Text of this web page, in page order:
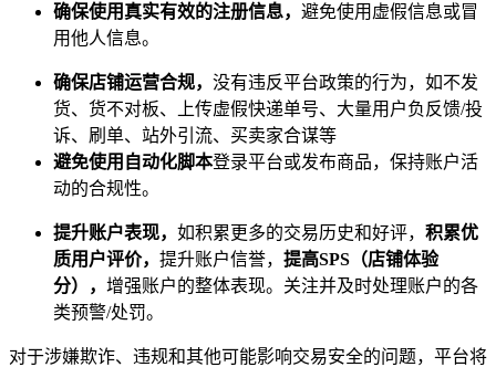
确保使用真实有效的注册信息， 避免使用虚假信息或冒
用他人信息。
确保店铺运营合规， 没有违反平台政策的行为，如不发
货、货不对板、上传虚假快递单号、大量用户负反馈/投
诉、刷单、站外引流、买卖家合谋等
避免使用自动化脚本登录平台或发布商品，保持账户活
动的合规性。
提升账户表现， 如积累更多的交易历史和好评， 积累优
质用户评价， 提升账户信誉， 提高SPS（店铺体验
分）， 增强账户的整体表现。关注并及时处理账户的各
类预警/处罚。
对于涉嫌欺诈、违规和其他可能影响交易安全的问题，平台将